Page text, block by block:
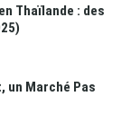
Thaïlande : des
un Marché Pas